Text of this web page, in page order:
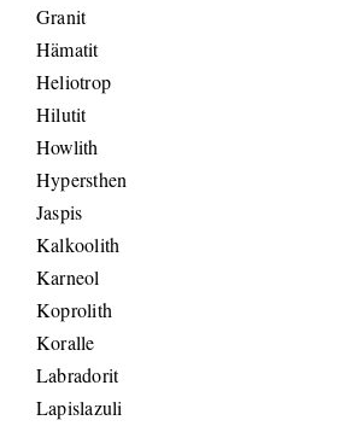
Granit
Hämatit
Heliotrop
Hilutit
Howlith
Hypersthen
Jaspis
Kalkoolith
Karneol
Koprolith
Koralle
Labradorit
Lapislazuli